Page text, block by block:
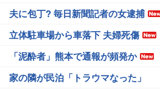
夫に包丁? 毎日新聞記者の女逮捕
立体駐車場から車落下 夫婦死傷
「泥酔者」熊本で通報が頻発か
家の隣が民泊「トラウマなった」